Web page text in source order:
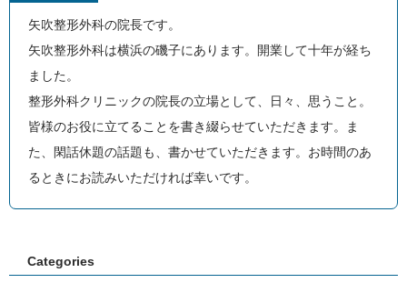
矢吹整形外科の院長です。
矢吹整形外科は横浜の磯子にあります。開業して十年が経ち
ました。
整形外科クリニックの院長の立場として、日々、思うこと。
皆様のお役に立てることを書き綴らせていただきます。ま
た、閑話休題の話題も、書かせていただきます。お時間のあ
るときにお読みいただければ幸いです。
Categories